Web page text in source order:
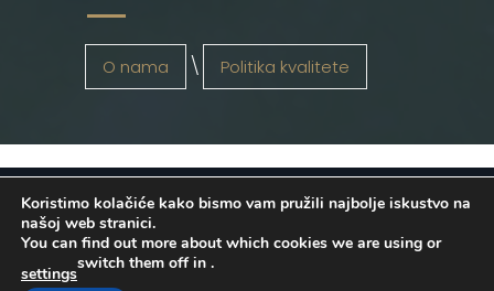
O nama Politika kvalitete
OSATINA GRUPA d.o.o. 2026
. Configured
byINFOS Osijek. Sva prava pridržana.
Koristimo kolačiće kako bismo vam pružili najbolje iskustvo na
našoj web stranici.
You can find out more about which cookies we are using or
switch them off in
settings
.